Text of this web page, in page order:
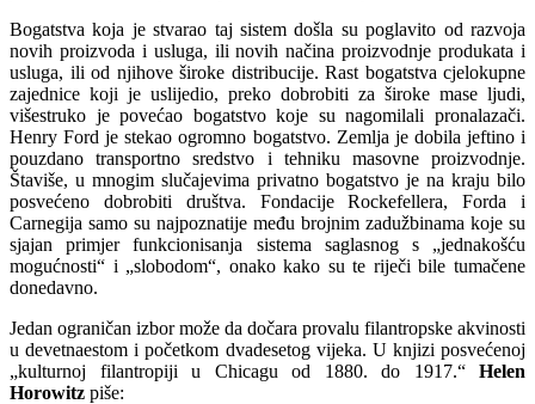
Bogatstva koja je stvarao taj sistem došla su poglavito od razvoja
novih proizvoda i usluga, ili novih načina proizvodnje produkata i
usluga, ili od njihove široke distribucije. Rast bogatstva cjelokupne
zajednice koji je uslijedio, preko dobrobiti za široke mase ljudi,
višestruko je povećao bogatstvo koje su nagomilali pronalazači.
Henry Ford je stekao ogromno bogatstvo. Zemlja je dobila jeftino i
pouzdano transportno sredstvo i tehniku masovne proizvodnje.
Štaviše, u mnogim slučajevima privatno bogatstvo je na kraju bilo
posvećeno dobrobiti društva. Fondacije Rockefellera, Forda i
Carnegija samo su najpoznatije među brojnim zadužbinama koje su
sjajan primjer funkcionisanja sistema saglasnog s „jednakošću
mogućnosti“ i „slobodom“, onako kako su te riječi bile tumačene
donedavno.
Jedan ograničan izbor može da dočara provalu filantropske akvinosti
u devetnaestom i početkom dvadesetog vijeka. U knjizi posvećenoj
„kulturnoj filantropiji u Chicagu od 1880. do 1917.“ Helen
Horowitz piše: